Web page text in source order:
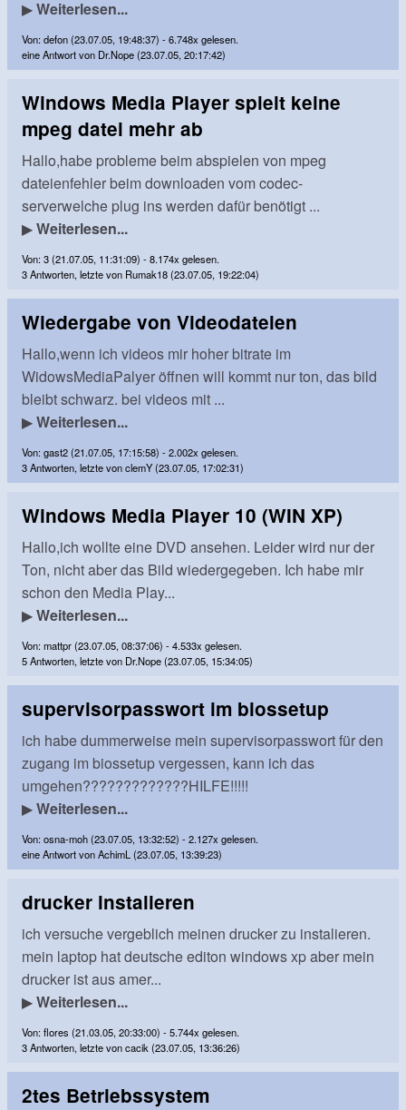
▶Weiterlesen...
Von: defon (23.07.05, 19:48:37) - 6.748x gelesen.
eine Antwort von Dr.Nope (23.07.05, 20:17:42)
Windows Media Player spielt keine
mpeg datei mehr ab
Hallo,habe probleme beim abspielen von mpeg
dateienfehler beim downloaden vom codec-
serverwelche plug ins werden dafür benötigt ...
▶Weiterlesen...
Von: 3 (21.07.05, 11:31:09) - 8.174x gelesen.
3 Antworten, letzte von Rumak18 (23.07.05, 19:22:04)
Wiedergabe von Videodateien
Hallo,wenn ich videos mir hoher bitrate im
WidowsMediaPalyer öffnen will kommt nur ton, das bild
bleibt schwarz. bei videos mit ...
▶Weiterlesen...
Von: gast2 (21.07.05, 17:15:58) - 2.002x gelesen.
3 Antworten, letzte von clemY (23.07.05, 17:02:31)
Windows Media Player 10 (WIN XP)
Hallo,ich wollte eine DVD ansehen. Leider wird nur der
Ton, nicht aber das Bild wiedergegeben. Ich habe mir
schon den Media Play...
▶Weiterlesen...
Von: mattpr (23.07.05, 08:37:06) - 4.533x gelesen.
5 Antworten, letzte von Dr.Nope (23.07.05, 15:34:05)
supervisorpasswort im biossetup
ich habe dummerweise mein supervisorpasswort für den
zugang im biossetup vergessen, kann ich das
umgehen?????????????HILFE!!!!!
▶Weiterlesen...
Von: osna-moh (23.07.05, 13:32:52) - 2.127x gelesen.
eine Antwort von AchimL (23.07.05, 13:39:23)
drucker instalieren
ich versuche vergeblich meinen drucker zu instalieren.
mein laptop hat deutsche editon windows xp aber mein
drucker ist aus amer...
▶Weiterlesen...
Von: flores (21.03.05, 20:33:00) - 5.744x gelesen.
3 Antworten, letzte von cacik (23.07.05, 13:36:26)
2tes Betriebssystem